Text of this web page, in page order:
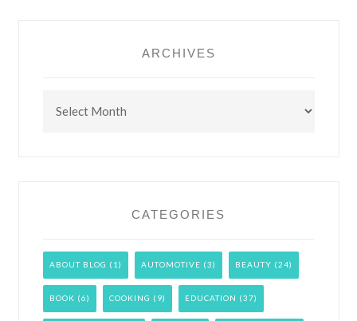
ARCHIVES
CATEGORIES
ABOUT BLOG (1) AUTOMOTIVE (3) BEAUTY (24)
BOOK (6) COOKING (9) EDUCATION (37)